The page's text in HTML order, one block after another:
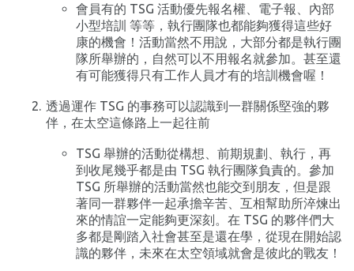
會員有的 TSG 活動優先報名權、電子報、內部
小型培訓 等等，執行團隊也都能夠獲得這些好
康的機會！活動當然不用說，大部分都是執行團
隊所舉辦的，自然可以不用報名就參加。甚至還
有可能獲得只有工作人員才有的培訓機會喔！
透過運作 TSG 的事務可以認識到一群關係堅強的夥
伴，在太空這條路上一起往前
TSG 舉辦的活動從構想、前期規劃、執行，再
到收尾幾乎都是由 TSG 執行團隊負責的。參加
TSG 所舉辦的活動當然也能交到朋友，但是跟
著同一群夥伴一起承擔辛苦、互相幫助所淬煉出
來的情誼一定能夠更深刻。在 TSG 的夥伴們大
多都是剛踏入社會甚至是還在學，從現在開始認
識的夥伴，未來在太空領域就會是彼此的戰友！